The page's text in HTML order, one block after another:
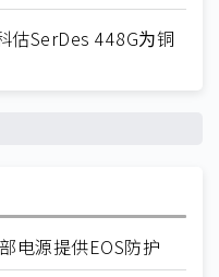
SerDes 448G为铜
电源提供EOS防护